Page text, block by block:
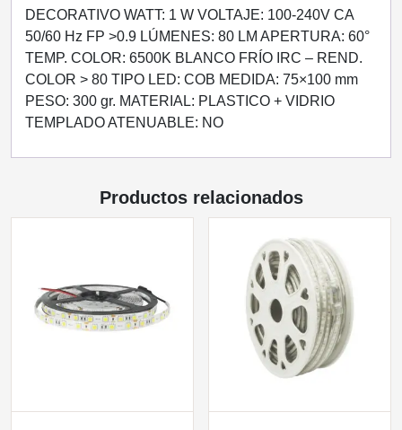
cantidad
DECORATIVO WATT: 1 W VOLTAJE: 100-240V CA
50/60 Hz FP >0.9 LÚMENES: 80 LM APERTURA: 60°
TEMP. COLOR: 6500K BLANCO FRÍO IRC – REND.
COLOR > 80 TIPO LED: COB MEDIDA: 75×100 mm
PESO: 300 gr. MATERIAL: PLASTICO + VIDRIO
TEMPLADO ATENUABLE: NO
Productos relacionados